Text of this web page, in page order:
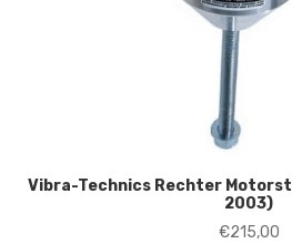
Vibra-Technics Rechter
2003)
€215,00